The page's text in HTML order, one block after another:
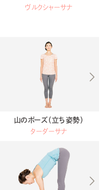
ヴルクシャーサナ
山のポーズ（立ち姿勢）
ターダーサナ